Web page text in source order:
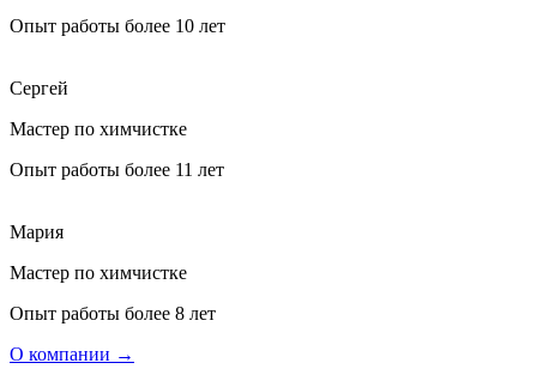
Опыт работы более 10 лет
Сергей
Мастер по химчистке
Опыт работы более 11 лет
Мария
Мастер по химчистке
Опыт работы более 8 лет
О компании →